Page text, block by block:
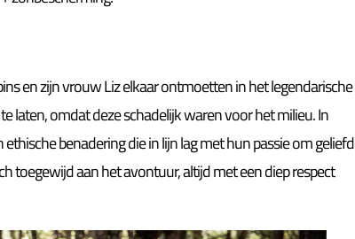
en zijn vrouw Liz elkaar ontmoetten in het legendarische
laten, omdat deze schadelijk waren voor het milieu. In
ethische benadering die in lijn lag met hun passie om
toegewijd aan het avontuur, altijd met een diep respect